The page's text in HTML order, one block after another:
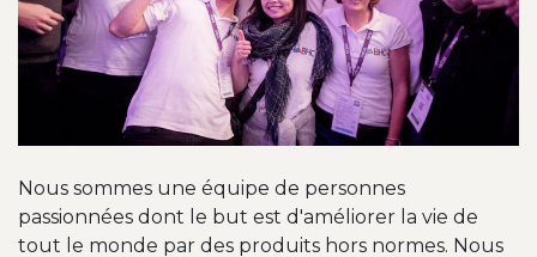
Nous sommes une équipe de personnes
passionnées dont le but est d'améliorer la vie de
tout le monde par des produits hors normes. Nous